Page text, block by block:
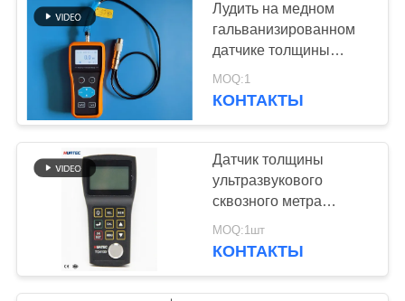
КАРТА
САЙТА
PRIVACY
POLICY
Лудить на медном
гальванизированном
датчике толщины
покрытия слоя
многофункциональном
MOQ:1
КОНТАКТЫ
Датчик толщины
ультразвукового
сквозного метра
глубины датчика
толщины покрытия
MOQ:1шт
КОНТАКТЫ